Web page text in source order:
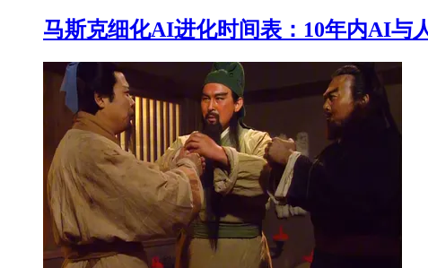
马斯克细化AI进化时间表：10年内AI与